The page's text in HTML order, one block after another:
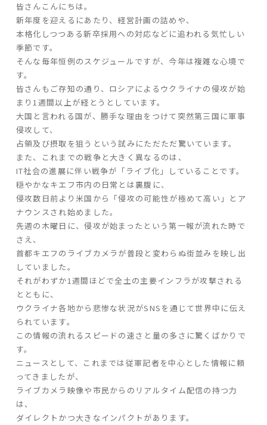
ARS HOMEとは
- ARS WAY
- 設計コンセプト
- 商品コンセプト
デザイン
- 空間デザイン
- 内観デザイン
- 生活デザイン
- 外構デザイン
性能
- 高断熱性能
- 高耐震性能
- 高耐久性能
- 保証
家づくりの流れ
よくあるご質問
企業情報
採用情報
暮らしの器
皆さんこんにちは。
新年度を迎えるにあたり、経営計画の詰めや、
本格化しつつある新卒採用への対応などに追われる気忙しい
季節です。
そんな毎年恒例のスケジュールですが、今年は複雑な心境で
す。
皆さんもご存知の通り、ロシアによるウクライナの侵攻が始
まり1週間以上が経とうとしています。
大国と言われる国が、勝手な理由をつけて突然第三国に軍事
侵攻して、
占領及び摂取を狙うという試みにただただ驚いています。
また、これまでの戦争と大きく異なるのは、
IT社会の進展に伴い戦争が「ライブ化」していることです。
穏やかなキエフ市内の日常とは裏腹に、
侵攻数日前より米国から「侵攻の可能性が極めて高い」とア
ナウンスされ始めました。
先週の木曜日に、侵攻が始まったという第一報が流れた時で
さえ、
首都キエフのライブカメラが普段と変わらぬ街並みを映し出
していました。
それがわずか1週間ほどで全土の主要インフラが攻撃される
とともに、
ウクライナ各地から悲惨な状況がSNSを通じて世界中に伝え
られています。
この情報の流れるスピードの速さと量の多さに驚くばかりで
す。
ニュースとして、これまでは従軍記者を中心とした情報に頼
ってきましたが、
ライブカメラ映像や市民からのリアルタイム配信の持つ力
は、
ダイレクトかつ大きなインパクトがあります。